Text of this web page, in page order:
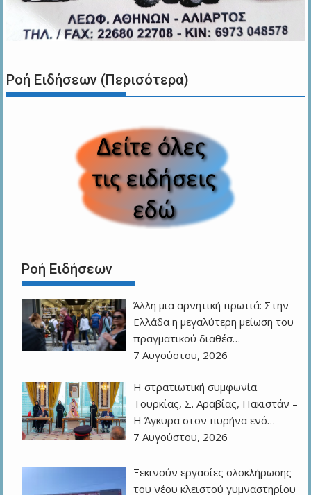
Ροή Ειδήσεων (Περισότερα)
Ροή Ειδήσεων
Άλλη μια αρνητική πρωτιά: Στην
Ελλάδα η μεγαλύτερη μείωση του
πραγματικού διαθέσ…
7 Αυγούστου, 2026
Η στρατιωτική συμφωνία
Τουρκίας, Σ. Αραβίας, Πακιστάν –
Η Άγκυρα στον πυρήνα ενό…
7 Αυγούστου, 2026
Ξεκινούν εργασίες ολοκλήρωσης
του νέου κλειστού γυμναστηρίου